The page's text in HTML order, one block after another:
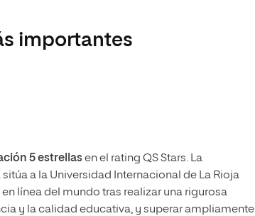
importantes
5 estrellasen el rating QS Stars. La
a la Universidad Internacional de La Rioja
línea del mundo tras realizar una rigurosa
y la calidad educativa, y superar ampliamente